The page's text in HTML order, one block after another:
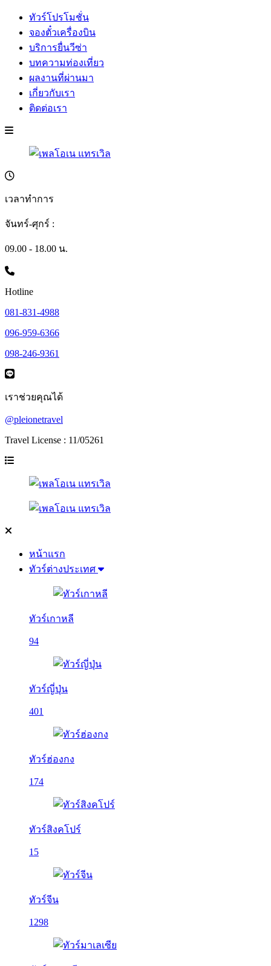
ทัวร์โปรโมชั่น
จองตั๋วเครื่องบิน
บริการยื่นวีซ่า
บทความท่องเที่ยว
ผลงานที่ผ่านมา
เกี่ยวกับเรา
ติดต่อเรา
เวลาทำการ
จันทร์-ศุกร์ :
09.00 - 18.00 น.
Hotline
081-831-4988
096-959-6366
098-246-9361
เราช่วยคุณได้
@pleionetravel
Travel License : 11/05261
หน้าแรก
ทัวร์ต่างประเทศ
ทัวร์เกาหลี
94
ทัวร์ญี่ปุ่น
401
ทัวร์ฮ่องกง
174
ทัวร์สิงคโปร์
15
ทัวร์จีน
1298